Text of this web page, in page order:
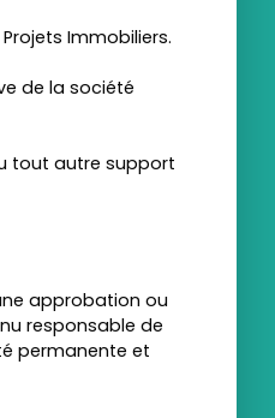
Immobiliers.
de la société
tout autre support
approbation ou
responsable de
permanente et